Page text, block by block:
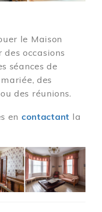
le Maison
occasions
séances de
des
des réunions.
en contactant la